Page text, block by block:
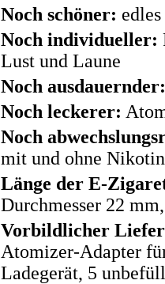
Noch schöner:
Noch individueller:
Lust und Laune
Noch ausdauernder:
Noch leckerer:
Noch
mit und ohne Nikotin
Länge der E-
Durchmesser 22
Vorbildlicher
Atomizer-Adapter
Ladegerät, 5